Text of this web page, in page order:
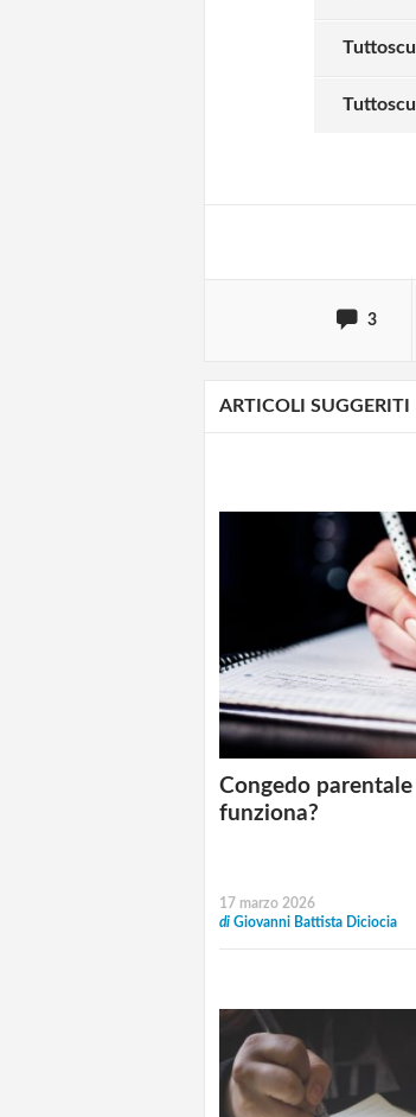
3
generali della
decisionale.
educativa”
docenti per
ARTICOLI SUGGERITI
Congedo
funziona?
17 marzo 2026
di Giovanni Battista Diciocia